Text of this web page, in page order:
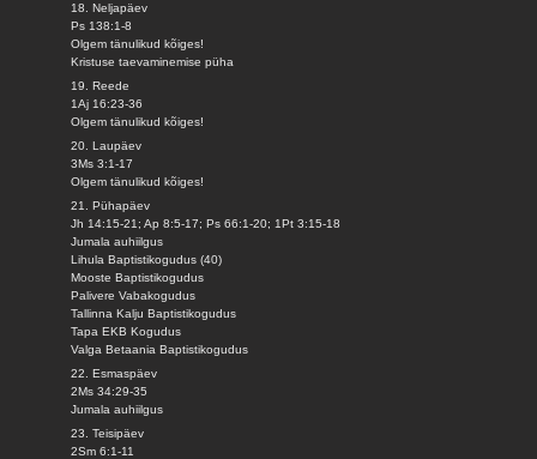
18. Neljapäev
Ps 138:1-8
Olgem tänulikud kõiges!
Kristuse taevaminemise püha
19. Reede
1Aj 16:23-36
Olgem tänulikud kõiges!
20. Laupäev
3Ms 3:1-17
Olgem tänulikud kõiges!
21. Pühapäev
Jh 14:15-21; Ap 8:5-17; Ps 66:1-20; 1Pt 3:15-18
Jumala auhiilgus
Lihula Baptistikogudus (40)
Mooste Baptistikogudus
Palivere Vabakogudus
Tallinna Kalju Baptistikogudus
Tapa EKB Kogudus
Valga Betaania Baptistikogudus
22. Esmaspäev
2Ms 34:29-35
Jumala auhiilgus
23. Teisipäev
2Sm 6:1-11